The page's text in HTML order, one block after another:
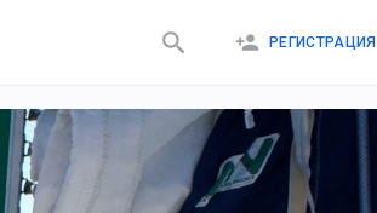
РЕГИСТРАЦИЯ